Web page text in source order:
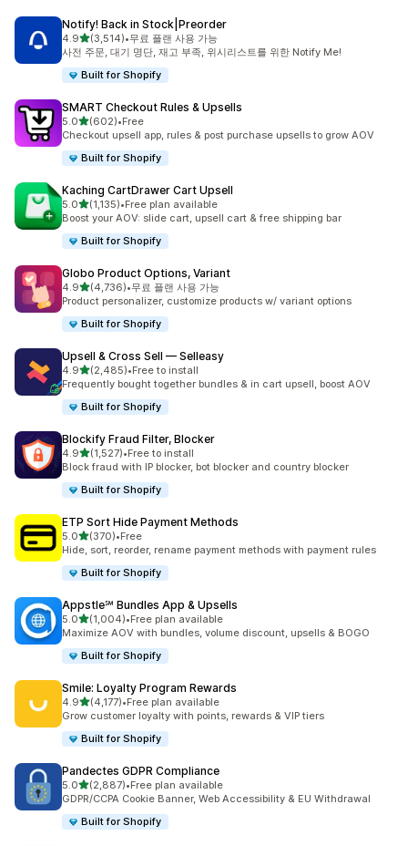
Notify! Back in Stock|Preorder
4.9별 5개 중
(3,514)
총 리뷰 3514개
•무료 플랜 사용 가능
사전 주문, 대기 명단, 재고 부족, 위시리스트를 위한 Notify Me!
Built for Shopify
SMART Checkout Rules & Upsells
5.0별 5개 중
(602)
총 리뷰 602개
•Free
Checkout upsell app, rules & post purchase upsells to grow AOV
Built for Shopify
Kaching CartDrawer Cart Upsell
5.0별 5개 중
(1,135)
총 리뷰 1135개
•Free plan available
Boost your AOV: slide cart, upsell cart & free shipping bar
Built for Shopify
Globo Product Options, Variant
4.9별 5개 중
(4,736)
총 리뷰 4736개
•무료 플랜 사용 가능
Product personalizer, customize products w/ variant options
Built for Shopify
Upsell & Cross Sell — Selleasy
4.9별 5개 중
(2,485)
총 리뷰 2485개
•Free to install
Frequently bought together bundles & in cart upsell, boost AOV
Built for Shopify
Blockify Fraud Filter, Blocker
4.9별 5개 중
(1,527)
총 리뷰 1527개
•Free to install
Block fraud with IP blocker, bot blocker and country blocker
Built for Shopify
ETP Sort Hide Payment Methods
5.0별 5개 중
(370)
총 리뷰 370개
•Free
Hide, sort, reorder, rename payment methods with payment rules
Built for Shopify
Appstle℠ Bundles App & Upsells
5.0별 5개 중
(1,004)
총 리뷰 1004개
•Free plan available
Maximize AOV with bundles, volume discount, upsells & BOGO
Built for Shopify
Smile: Loyalty Program Rewards
4.9별 5개 중
(4,177)
총 리뷰 4177개
•Free plan available
Grow customer loyalty with points, rewards & VIP tiers
Built for Shopify
Pandectes GDPR Compliance
5.0별 5개 중
(2,887)
총 리뷰 2887개
•Free plan available
GDPR/CCPA Cookie Banner, Web Accessibility & EU Withdrawal
Built for Shopify